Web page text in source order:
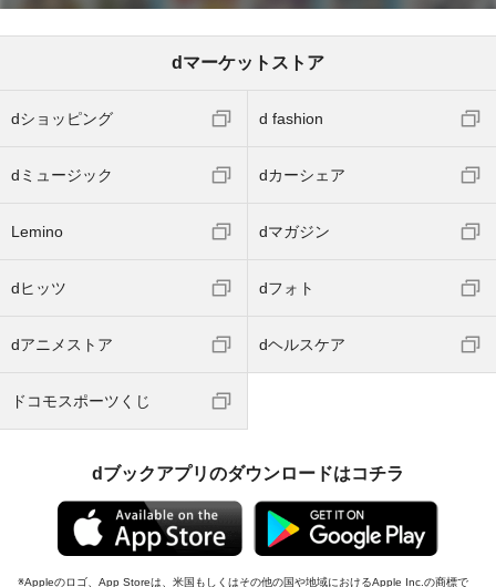
dマーケットストア
dショッピング d fashion
dミュージック dカーシェア
Lemino dマガジン
dヒッツ dフォト
dアニメストア dヘルスケア
ドコモスポーツくじ
dブックアプリのダウンロードはコチラ
Appleのロゴ、App Storeは、米国もしくはその他の国や地域におけるApple Inc.の商標で